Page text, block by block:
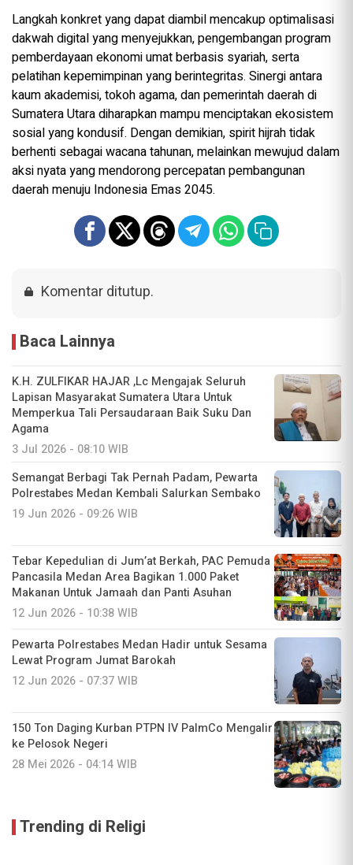
Langkah konkret yang dapat diambil mencakup optimalisasi
dakwah digital yang menyejukkan, pengembangan program
pemberdayaan ekonomi umat berbasis syariah, serta
pelatihan kepemimpinan yang berintegritas. Sinergi antara
kaum akademisi, tokoh agama, dan pemerintah daerah di
Sumatera Utara diharapkan mampu menciptakan ekosistem
sosial yang kondusif. Dengan demikian, spirit hijrah tidak
berhenti sebagai wacana tahunan, melainkan mewujud dalam
aksi nyata yang mendorong percepatan pembangunan
daerah menuju Indonesia Emas 2045.
Komentar ditutup.
Baca Lainnya
K.H. ZULFIKAR HAJAR ,Lc Mengajak Seluruh
Lapisan Masyarakat Sumatera Utara Untuk
Memperkua Tali Persaudaraan Baik Suku Dan
Agama
3 Jul 2026 - 08:10 WIB
Semangat Berbagi Tak Pernah Padam, Pewarta
Polrestabes Medan Kembali Salurkan Sembako
19 Jun 2026 - 09:26 WIB
Tebar Kepedulian di Jum’at Berkah, PAC Pemuda
Pancasila Medan Area Bagikan 1.000 Paket
Makanan Untuk Jamaah dan Panti Asuhan
12 Jun 2026 - 10:38 WIB
Pewarta Polrestabes Medan Hadir untuk Sesama
Lewat Program Jumat Barokah
12 Jun 2026 - 07:37 WIB
150 Ton Daging Kurban PTPN IV PalmCo Mengalir
ke Pelosok Negeri
28 Mei 2026 - 04:14 WIB
Trending di Religi